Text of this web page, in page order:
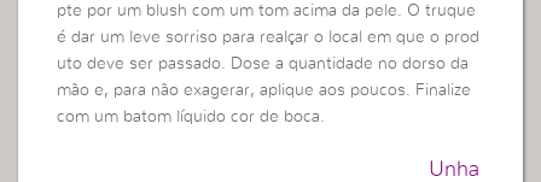
pte por um blush com um tom acima da pele. O truque
é dar um leve sorriso para realçar o local em que o prod
uto deve ser passado. Dose a quantidade no dorso da
mão e, para não exagerar, aplique aos poucos. Finalize
com um batom líquido cor de boca.
Unha